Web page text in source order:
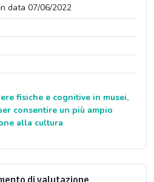
data 07/06/2022
fisiche e cognitive in musei,
consentire un più ampio
alla cultura
di valutazione